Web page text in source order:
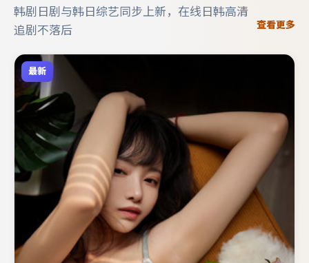
韩剧日剧与韩日综艺同步上新，在线日韩高清
追剧不落后
查看更多
最新